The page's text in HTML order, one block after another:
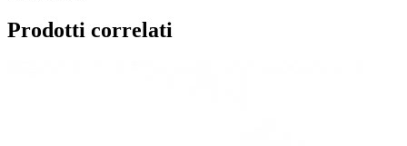
Prodotti correlati